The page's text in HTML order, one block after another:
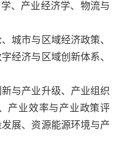
、产业经济学、物流与
城市与区域经济政策、
经济与区域创新体系、
与产业升级、产业组织
产业效率与产业政策评
展、资源能源环境与产